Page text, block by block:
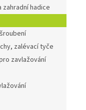
zahradní hadice
zalévací tyče
zavlažování